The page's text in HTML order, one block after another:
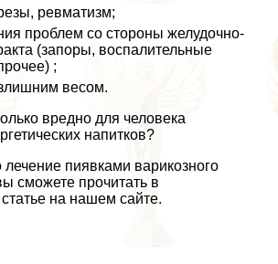
ревматизм;
проблем со стороны желудочно-
(запоры, воспалительные
;
весом.
вредно для человека
напитков?
пиявками варикозного
сможете прочитать в
на нашем сайте.